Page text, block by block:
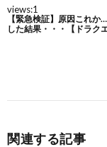
関連する記事